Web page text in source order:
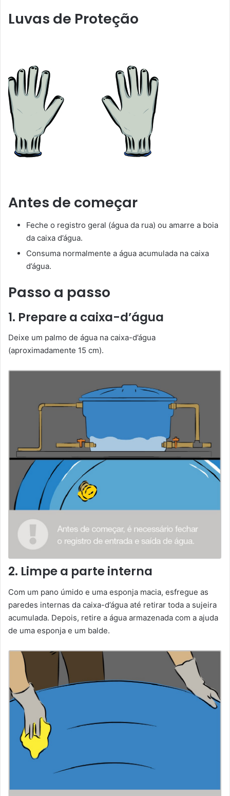
Luvas de Proteção
Antes de começar
Feche o registro geral (água da rua) ou amarre a boia
da caixa d’água.
Consuma normalmente a água acumulada na caixa
d’água.
Passo a passo
1. Prepare a caixa-d’água
Deixe um palmo de água na caixa-d’água
(aproximadamente 15 cm).
2. Limpe a parte interna
Com um pano úmido e uma esponja macia, esfregue as
paredes internas da caixa-d’água até retirar toda a sujeira
acumulada. Depois, retire a água armazenada com a ajuda
de uma esponja e um balde.